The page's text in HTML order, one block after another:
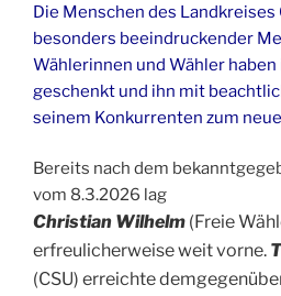
Die Menschen des
besonders beeindruckender
Wählerinnen und Wähler
geschenkt und ihn mit
seinem Konkurrenten zum
Bereits nach dem
vom 8.3.2026 lag
Christian Wilhelm (Freie
erfreulicherweise weit vorne.
(CSU) erreichte